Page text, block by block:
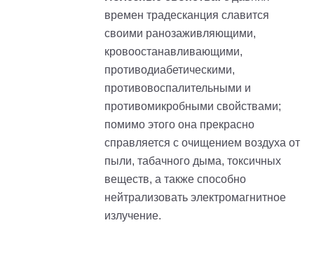
времен традесканция славится
своими ранозаживляющими,
кровоостанавливающими,
противодиабетическими,
противовоспалительными и
противомикробными свойствами;
помимо этого она прекрасно
справляется с очищением воздуха от
пыли, табачного дыма, токсичных
веществ, а также способно
нейтрализовать электромагнитное
излучение.